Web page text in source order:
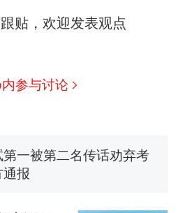
贴，欢迎发表观点
参与讨论
涌入西班牙
费大厨“全国小炒肉大王”称
凭视频评出？中国烹饪
朵
场追捕行动中，一男子
渔民钓获鲨鱼徒手将其拽
海 目击者直呼震惊 （视频